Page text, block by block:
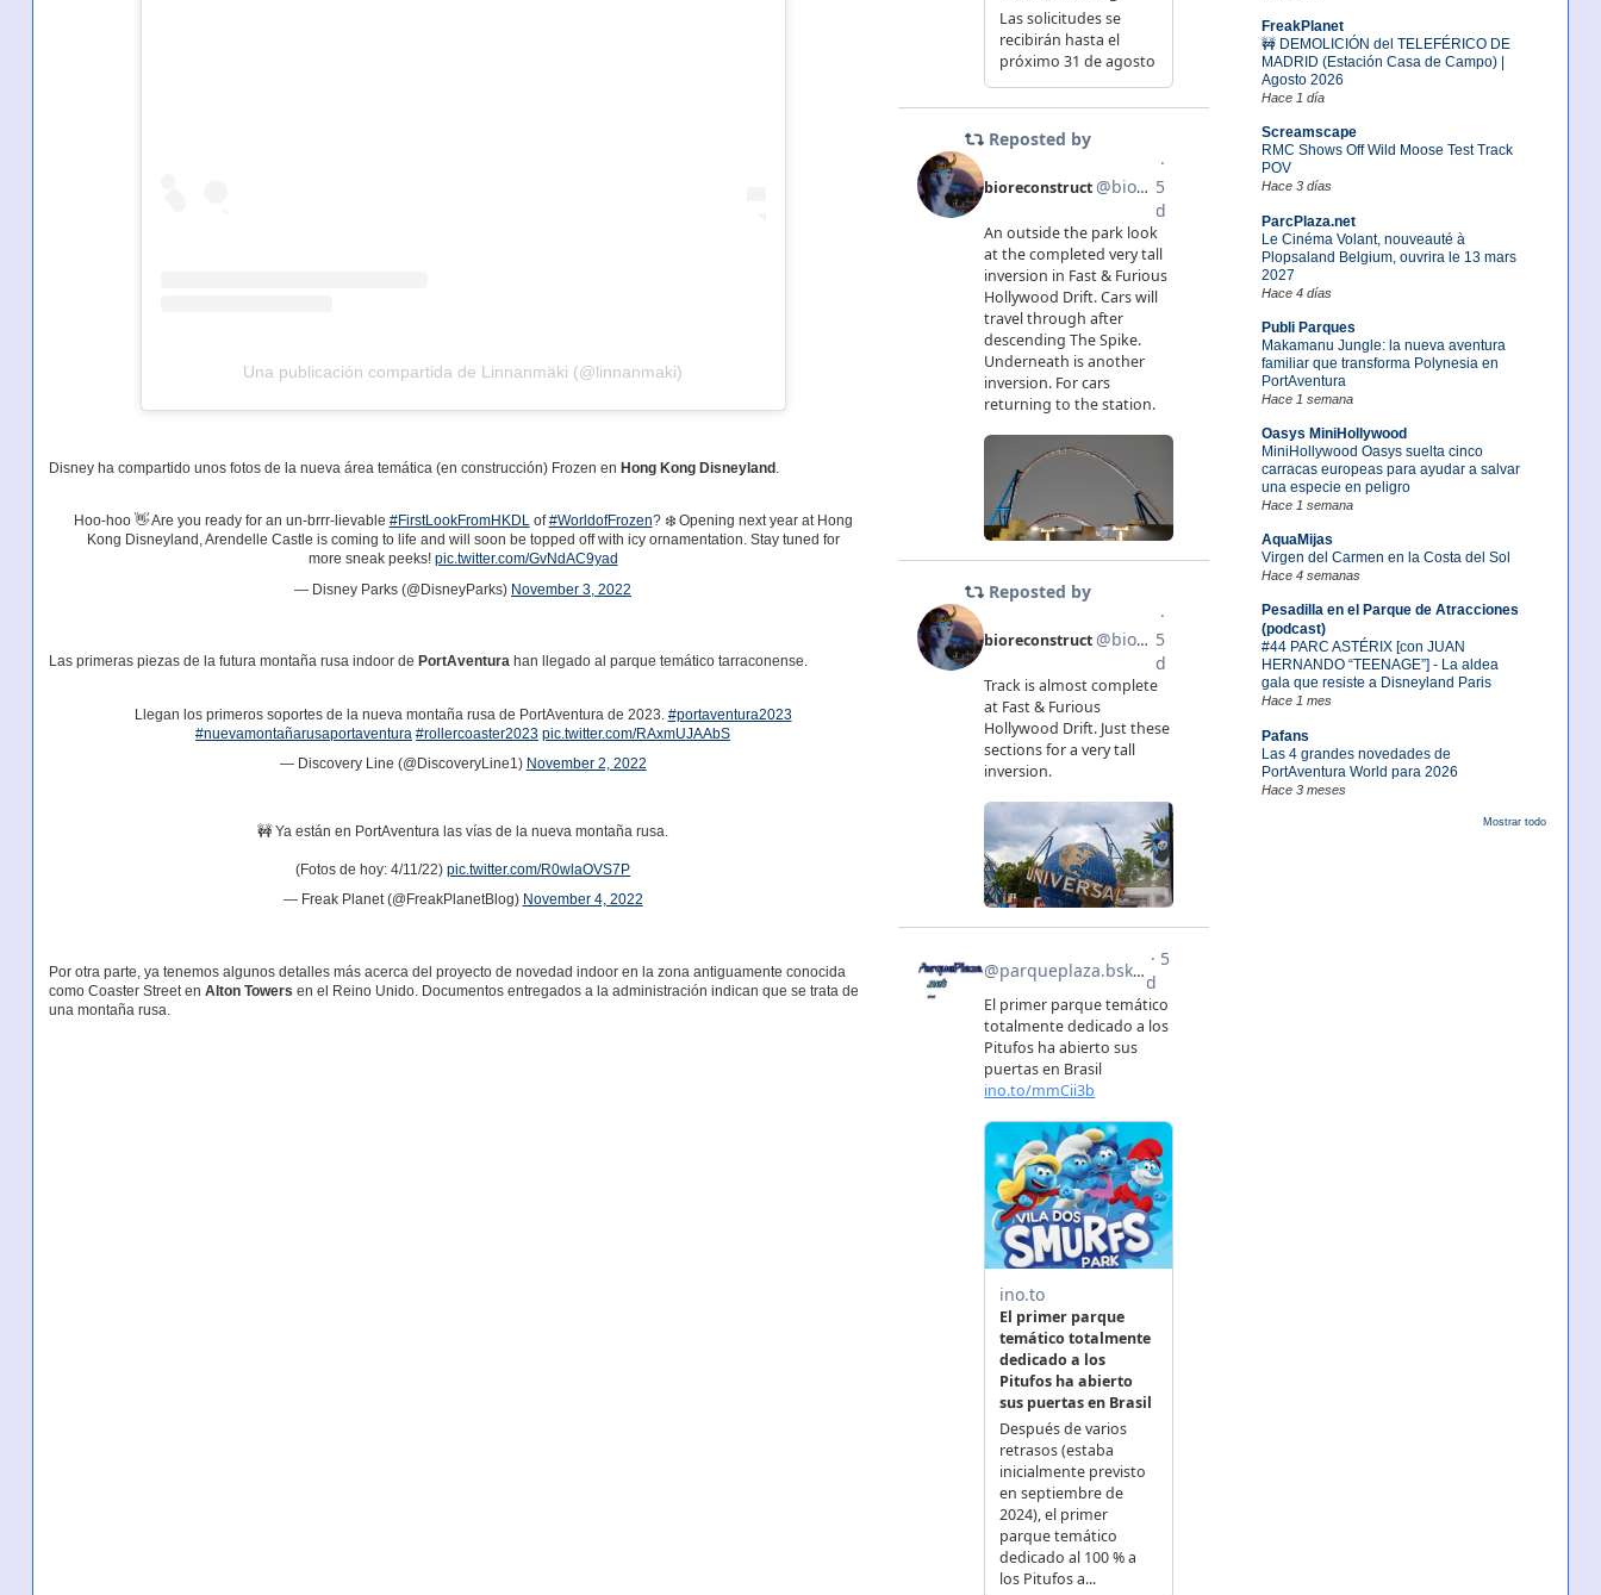
FreakPlanet
🚧 DEMOLICIÓN del TELEFÉRICO DE
MADRID (Estación Casa de Campo) |
Agosto 2026
Hace 1 día
Screamscape
RMC Shows Off Wild Moose Test Track
POV
Hace 3 días
ParcPlaza.net
Le Cinéma Volant, nouveauté à
Plopsaland Belgium, ouvrira le 13 mars
2027
Hace 4 días
Publi Parques
Makamanu Jungle: la nueva aventura
familiar que transforma Polynesia en
PortAventura
Hace 1 semana
Oasys MiniHollywood
MiniHollywood Oasys suelta cinco
carracas europeas para ayudar a salvar
una especie en peligro
Hace 1 semana
AquaMijas
Virgen del Carmen en la Costa del Sol
Hace 4 semanas
Pesadilla en el Parque de Atracciones
(podcast)
#44 PARC ASTÉRIX [con JUAN
HERNANDO “TEENAGE”] - La aldea
gala que resiste a Disneyland Paris
Hace 1 mes
Pafans
Las 4 grandes novedades de
PortAventura World para 2026
Hace 3 meses
Mostrar todo
Una publicación compartida de Linnanmäki (@linnanmaki)
Disney ha compartido unos fotos de la nueva área temática (en construcción) Frozen en Hong Kong Disneyland .
Hoo-hoo 👋 Are you ready for an un-brrr-lievable #FirstLookFromHKDLof#WorldofFrozen? ❄️ Opening next year at Hong
Kong Disneyland, Arendelle Castle is coming to life and will soon be topped off with icy ornamentation. Stay tuned for
more sneak peeks! pic.twitter.com/GvNdAC9yad
— Disney Parks (@DisneyParks) November 3, 2022
Las primeras piezas de la futura montaña rusa indoor de PortAventurahan llegado al parque temático tarraconense.
Llegan los primeros soportes de la nueva montaña rusa de PortAventura de 2023. #portaventura2023
#nuevamontañarusaportaventura #rollercoaster2023 pic.twitter.com/RAxmUJAAbS
— Discovery Line (@DiscoveryLine1) November 2, 2022
🚧 Ya están en PortAventura las vías de la nueva montaña rusa.
(Fotos de hoy: 4/11/22)pic.twitter.com/R0wlaOVS7P
— Freak Planet (@FreakPlanetBlog) November 4, 2022
Por otra parte, ya tenemos algunos detalles más acerca del proyecto de novedad indoor en la zona antiguamente conocida
como Coaster Street en Alton Towers en el Reino Unido. Documentos entregados a la administración indican que se trata de
una montaña rusa.